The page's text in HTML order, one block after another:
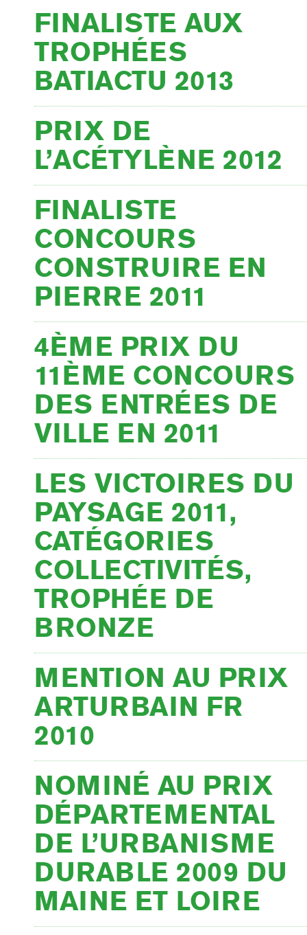
FINALISTE AUX
TROPHÉES
BATIACTU 2013
PRIX DE
L’ACÉTYLÈNE 2012
FINALISTE
CONCOURS
CONSTRUIRE EN
PIERRE 2011
4ÈME PRIX DU
11ÈME CONCOURS
DES ENTRÉES DE
VILLE EN 2011
LES VICTOIRES DU
PAYSAGE 2011,
CATÉGORIES
COLLECTIVITÉS,
TROPHÉE DE
BRONZE
MENTION AU PRIX
ARTURBAIN FR
2010
NOMINÉ AU PRIX
DÉPARTEMENTAL
DE L’URBANISME
DURABLE 2009 DU
MAINE ET LOIRE